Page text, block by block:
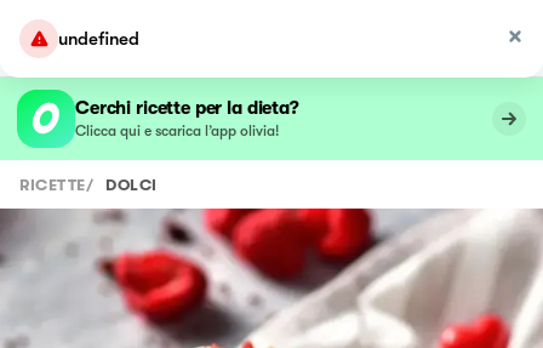
undefined
Cerchi ricette per la dieta?
Clicca qui e scarica l’app olivia!
RICETTE/ DOLCI